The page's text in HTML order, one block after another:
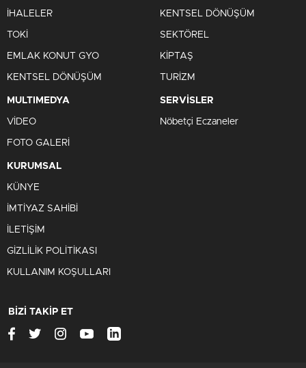
İHALELER
TOKİ
EMLAK KONUT GYO
KENTSEL DÖNÜŞÜM
KENTSEL DÖNÜŞÜM
SEKTÖREL
KİPTAŞ
TURİZM
MULTIMEDYA
VİDEO
FOTO GALERİ
SERVİSLER
Nöbetçi Eczaneler
KURUMSAL
KÜNYE
İMTİYAZ SAHİBİ
İLETİŞİM
GİZLİLİK POLİTİKASI
KULLANIM KOŞULLARI
BİZİ TAKİP ET